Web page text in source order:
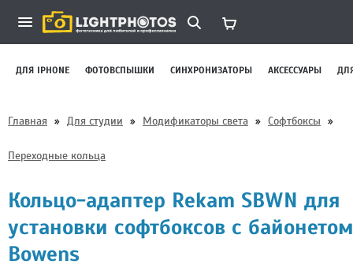
ДЛЯ IPHONE ФОТОВСПЫШКИ СИНХРОНИЗАТОРЫ АКСЕССУАРЫ
Главная » Для студии » Модификаторы света » Софтбоксы »
Переходные кольца
Кольцо-адаптер Rekam SBWN для
установки софтбоксов с байонетом
Bowens